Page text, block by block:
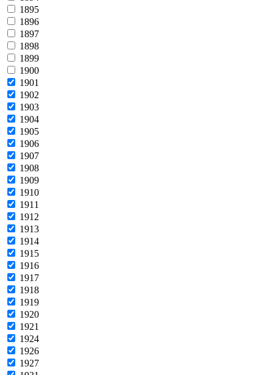
1895
1896
1897
1898
1899
1900
1901
1902
1903
1904
1905
1906
1907
1908
1909
1910
1911
1912
1913
1914
1915
1916
1917
1918
1919
1920
1921
1924
1926
1927